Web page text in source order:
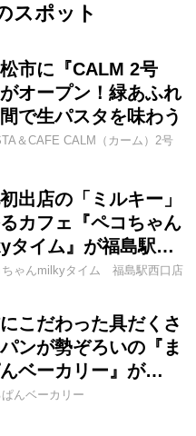
スポット
市に『CALM 2号
オープン！緑あふれ
で生パスタを味わう
＆CAFE CALM（カーム）2号
出店の「ミルキー」
カフェ『ペコちゃん
タイム』が福島駅…
ちゃんmilkyタイム 福島駅西口店
こだわった具だくさ
ンが勢ぞろいの『ま
ベーカリー』が…
ぱんベーカリー